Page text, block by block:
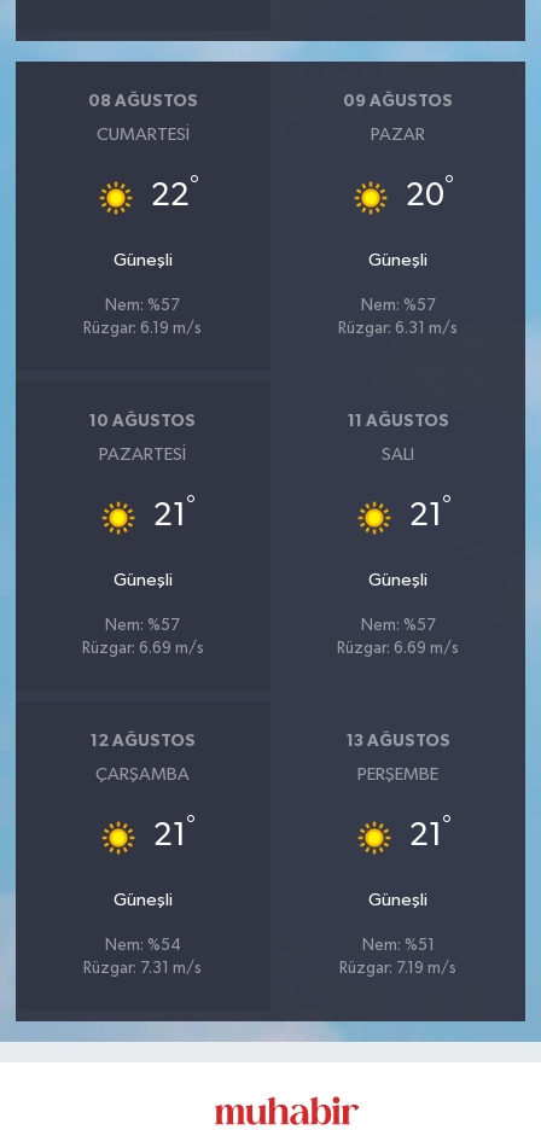
08 AĞUSTOS
CUMARTESI
22°
Güneşli
Nem: %57
Rüzgar: 6.19 m/s
09 AĞUSTOS
PAZAR
20°
Güneşli
Nem: %57
Rüzgar: 6.31 m/s
10 AĞUSTOS
PAZARTESI
21 °
Güneşli
Nem: %57
Rüzgar: 6.69 m/s
11 AĞUSTOS
SALI
21 °
Güneşli
Nem: %57
Rüzgar: 6.69 m/s
12 AĞUSTOS
ÇARŞAMBA
21 °
Güneşli
Nem: %54
Rüzgar: 7.31 m/s
13 AĞUSTOS
PERŞEMBE
21 °
Güneşli
Nem: %51
Rüzgar: 7.19 m/s